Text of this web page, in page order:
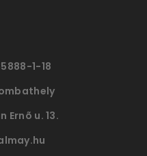
1-18
Ernõ u. 13.